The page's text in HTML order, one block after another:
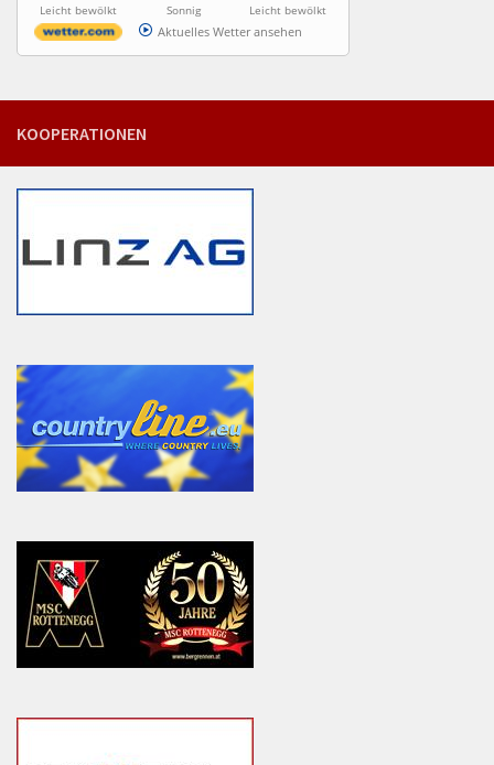
Leicht bewölkt
Sonnig
Leicht bewölkt
Aktuelles Wetter ansehen
KOOPERATIONEN